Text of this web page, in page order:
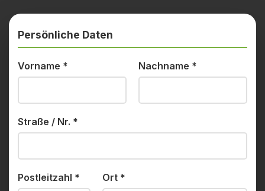
Persönliche Daten
Vorname * Nachname *
Straße / Nr. *
Postleitzahl * Ort *